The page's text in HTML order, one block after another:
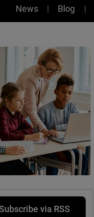
News
News Blog
via RSS